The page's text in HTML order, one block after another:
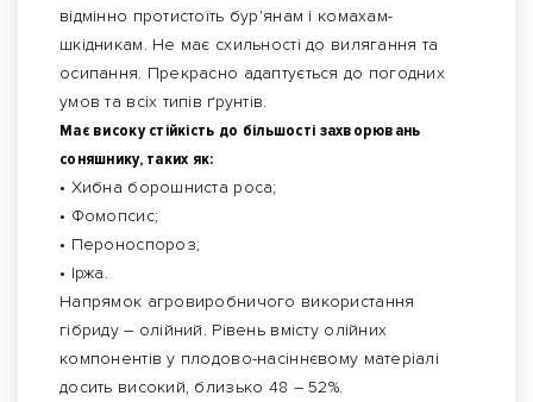
відмінно протистоїть бур'янам і комахам-
шкідникам. Не має схильності до вилягання та
осипання. Прекрасно адаптується до погодних
умов та всіх типів ґрунтів.
Має високу стійкість до більшості захворювань
соняшнику, таких як:
• Хибна борошниста роса;
• Фомопсис;
• Пероноспороз;
• Іржа.
Напрямок агровиробничого використання
гібриду – олійний. Рівень вмісту олійних
компонентів у плодово-насіннєвому матеріалі
досить високий, близько 48 – 52%.